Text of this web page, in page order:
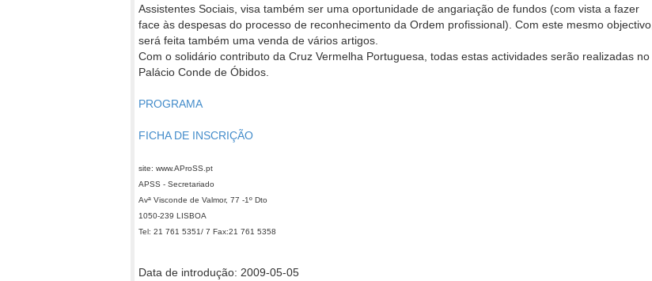
Assistentes Sociais, visa também ser uma oportunidade de angariação de fundos (com vista a fazer
face às despesas do processo de reconhecimento da Ordem profissional). Com este mesmo objectivo,
será feita também uma venda de vários artigos.
Com o solidário contributo da Cruz Vermelha Portuguesa, todas estas actividades serão realizadas no
Palácio Conde de Óbidos.
PROGRAMA
FICHA DE INSCRIÇÃO
site: www.AProSS.pt
APSS - Secretariado
Avª Visconde de Valmor, 77 -1º Dto
1050-239 LISBOA
Tel: 21 761 5351/ 7 Fax:21 761 5358
Data de introdução: 2009-05-05